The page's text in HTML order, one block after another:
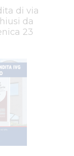
di via
da
23